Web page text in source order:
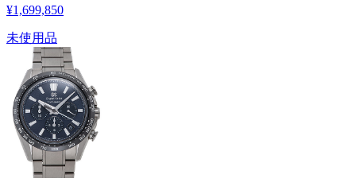
¥1,699,850
未使用品